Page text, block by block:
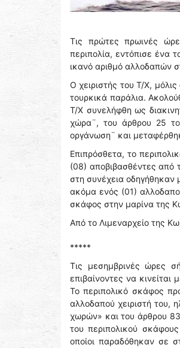
Τις πρώτες πρωινές
περιπολία, εντόπισε ένα
ικανό αριθμό αλλοδαπών
Ο χειριστής του Τ/Χ,
τουρκικά παράλια.
Τ/Χ συνελήφθη ως
χώρα¨, του άρθρου 25
οργάνωση¨ και
Επιπρόσθετα, το
(08) αποβιβασθέντες από
στη συνέχεια οδηγήθηκαν
ακόμα ενός (01)
σκάφος στην μαρίνα της
Από το Λιμεναρχείο της
*****
Τις μεσημβρινές ώρες
επιβαίνοντες να
Το περιπολικό σκάφος
αλλοδαπού χειριστή του,
χωρών» και του άρθρου
του περιπολικού
οποίοι παραδόθηκαν σε